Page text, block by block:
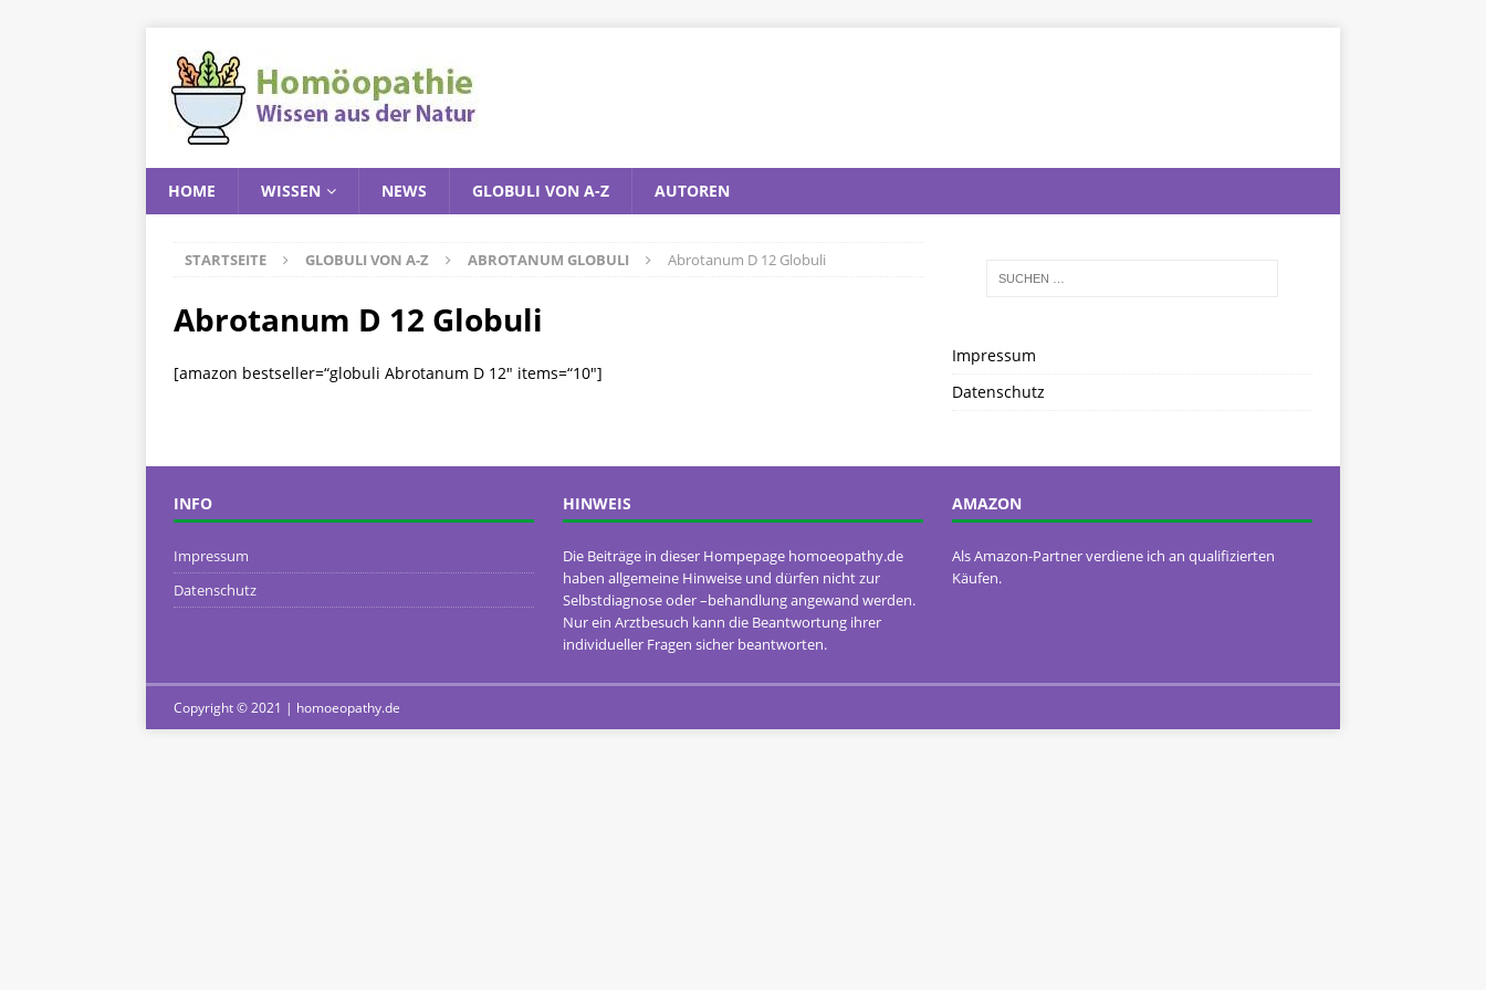
HOME WISSEN NEWS GLOBULI VON A-Z AUTOREN
STARTSEITE GLOBULI VON A-Z ABROTANUM GLOBULI Abrotanum D 12 Globuli
Abrotanum D 12 Globuli
[amazon bestseller=“globuli Abrotanum D 12″ items=“10″]
Impressum
Datenschutz
INFO
Impressum
Datenschutz
HINWEIS
Die Beiträge in dieser Hompepage homoeopathy.de
haben allgemeine Hinweise und dürfen nicht zur
Selbstdiagnose oder –behandlung angewand werden.
Nur ein Arztbesuch kann die Beantwortung ihrer
individueller Fragen sicher beantworten.
AMAZON
Als Amazon-Partner verdiene ich an qualifizierten
Käufen.
Copyright © 2021 | homoeopathy.de